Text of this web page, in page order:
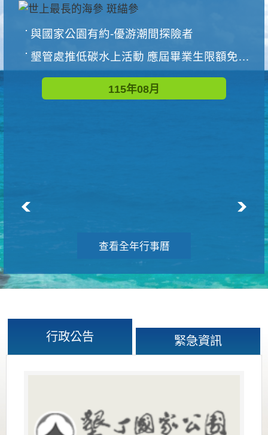
與國家公園有約-優游潮間探險者
墾管處推低碳水上活動 應屆畢業生限額免費參加
115年08月
查看全年行事曆
行政公告 緊急資訊